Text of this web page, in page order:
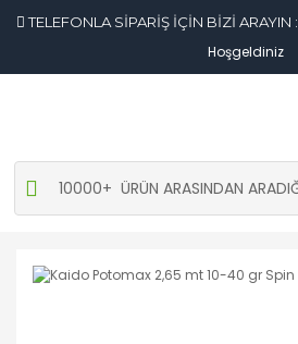
TELEFONLA SİPARİŞ İÇİN BİZİ ARAYIN :
Hoşgeldiniz